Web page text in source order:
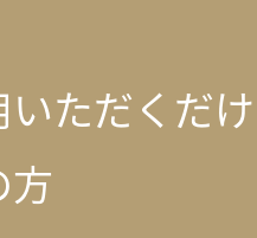
ただくだ
方